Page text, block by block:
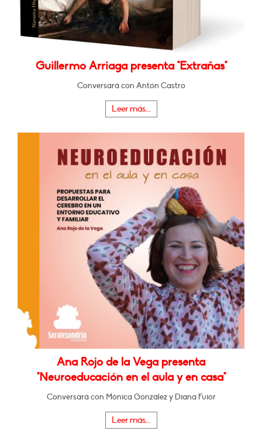
Guillermo Arriaga presenta "Extrañas"
Conversará con Antón Castro
Leer más...
Ana Rojo de la Vega presenta
"Neuroeducación en el aula y en casa"
Conversará con Mónica González y Diana Fuior
Leer más...